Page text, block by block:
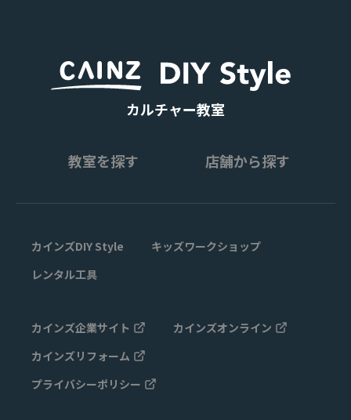
カルチャー教室
教室を探す 店舗から探す
カインズDIY Style
キッズワークショップ
レンタル工具
カインズ企業サイト
カインズオンライン
カインズリフォーム
プライバシーポリシー